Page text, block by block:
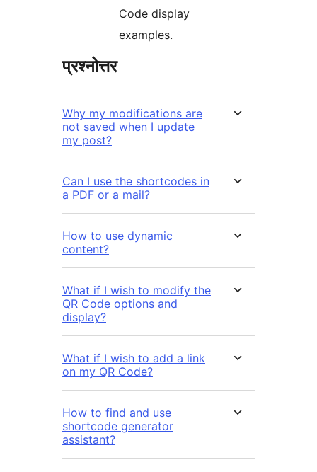
Code display
examples.
प्रश्नोत्तर
Why my modifications are
not saved when I update
my post?
Can I use the shortcodes in
a PDF or a mail?
How to use dynamic
content?
What if I wish to modify the
QR Code options and
display?
What if I wish to add a link
on my QR Code?
How to find and use
shortcode generator
assistant?